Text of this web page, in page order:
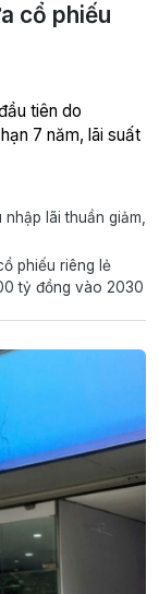
cổ phiếu
tiên do
7 năm, lãi suất
lãi thuần giảm,
phiếu riêng lẻ
tỷ đồng vào 2030